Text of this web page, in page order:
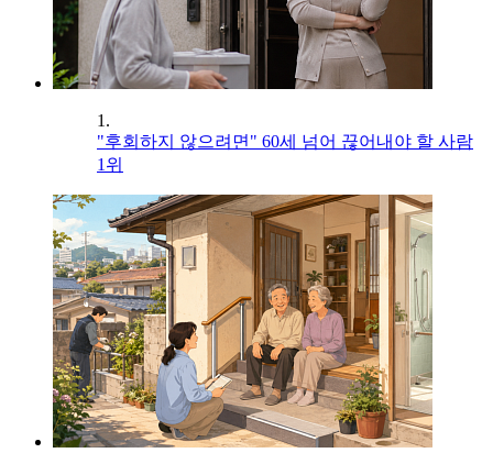
1.
"후회하지 않으려면" 60세 넘어 끊어내야 할 사람
1위